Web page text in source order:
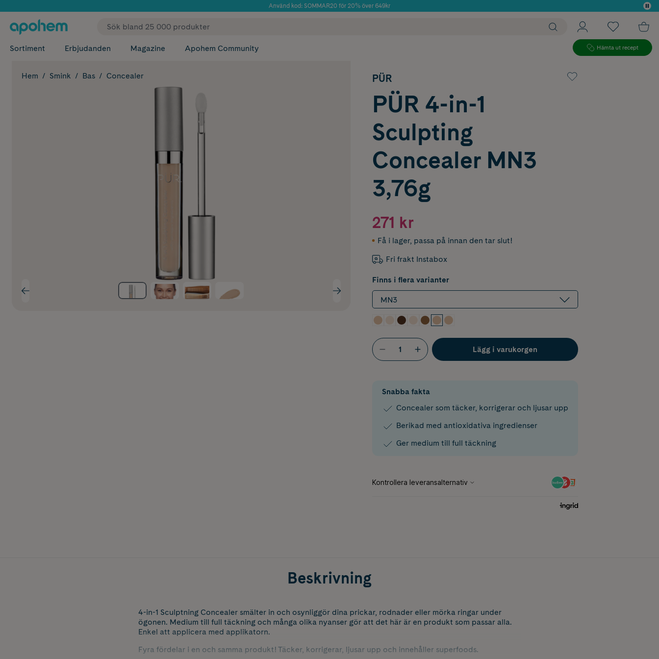
Använd kod: SOMMAR20 för 20% över 649kr
✓ Fri frakt
Sortiment Erbjudanden Magazine Apohem Community Hämta ut recept
Hem Smink Bas Concealer PÜR
PÜR 4-in-1
Sculpting
Concealer MN3
3,76g
271 kr
Få i lager, passa på innan den tar slut!
Fri frakt Instabox
Finns i flera varianter
MN3
Lägg i varukorgen
Snabba fakta
Concealer som täcker, korrigerar och ljusar upp
Berikad med antioxidativa ingredienser
Ger medium till full täckning
Beskrivning
4-in-1 Sculptning Concealer smälter in och osynliggör dina prickar, rodnader eller mörka ringar under
ögonen. Medium till full täckning och många olika nyanser gör att det här är en produkt som passar alla.
Enkel att applicera med applikatorn.
Fyra fördelar i en och samma produkt! Täcker, korrigerar, ljusar upp och innehåller superfoods.